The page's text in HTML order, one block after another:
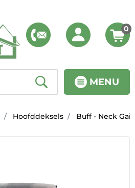
MENU
0
Hoofddeksels Buff - Neck